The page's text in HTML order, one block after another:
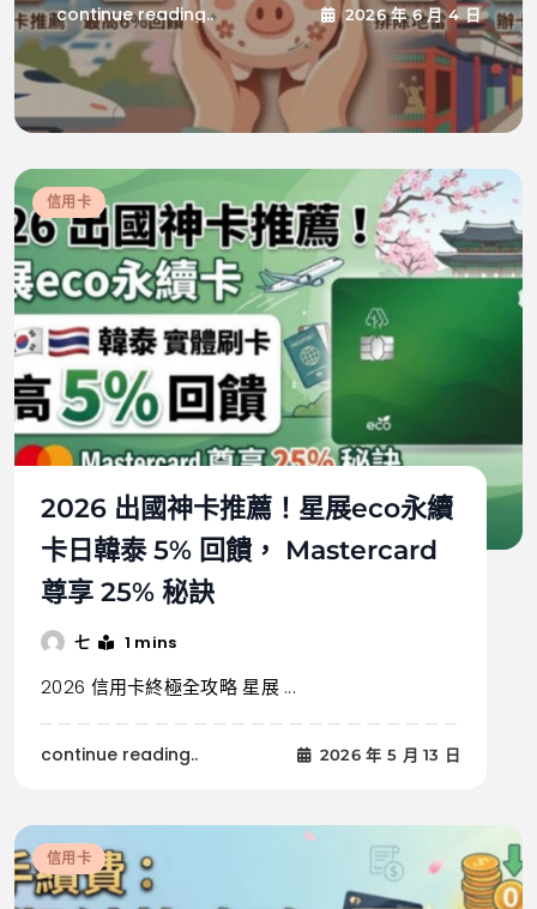
continue reading.. 2026 年 6 月 4 日
信用卡
2026 出國神卡推薦！星展eco永續
卡日韓泰 5% 回饋， Mastercard
尊享 25% 秘訣
七 1 mins
2026 信用卡終極全攻略 星展 ...
continue reading.. 2026 年 5 月 13 日
信用卡